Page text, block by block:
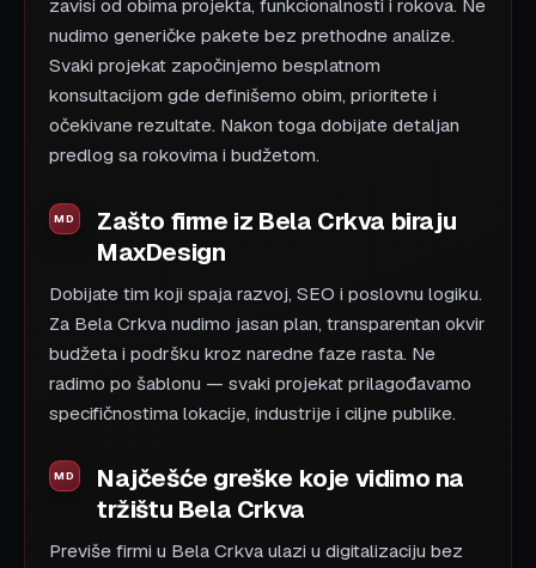
zavisi od obima projekta, funkcionalnosti i rokova. Ne
nudimo generičke pakete bez prethodne analize.
Svaki projekat započinjemo besplatnom
konsultacijom gde definišemo obim, prioritete i
očekivane rezultate. Nakon toga dobijate detaljan
predlog sa rokovima i budžetom.
Zašto firme iz Bela Crkva biraju
MaxDesign
Dobijate tim koji spaja razvoj, SEO i poslovnu logiku.
Za Bela Crkva nudimo jasan plan, transparentan okvir
budžeta i podršku kroz naredne faze rasta. Ne
radimo po šablonu — svaki projekat prilagođavamo
specifičnostima lokacije, industrije i ciljne publike.
Najčešće greške koje vidimo na
tržištu Bela Crkva
Previše firmi u Bela Crkva ulazi u digitalizaciju bez